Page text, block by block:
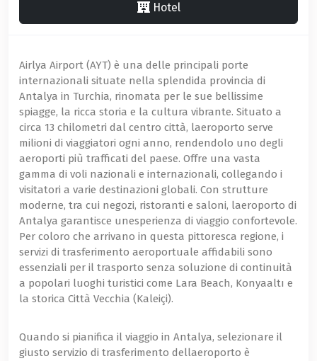
Hotel
Airlya Airport (AYT) è una delle principali porte
internazionali situate nella splendida provincia di
Antalya in Turchia, rinomata per le sue bellissime
spiagge, la ricca storia e la cultura vibrante. Situato a
circa 13 chilometri dal centro città, laeroporto serve
milioni di viaggiatori ogni anno, rendendolo uno degli
aeroporti più trafficati del paese. Offre una vasta
gamma di voli nazionali e internazionali, collegando i
visitatori a varie destinazioni globali. Con strutture
moderne, tra cui negozi, ristoranti e saloni, laeroporto di
Antalya garantisce unesperienza di viaggio confortevole.
Per coloro che arrivano in questa pittoresca regione, i
servizi di trasferimento aeroportuale affidabili sono
essenziali per il trasporto senza soluzione di continuità
a popolari luoghi turistici come Lara Beach, Konyaaltı e
la storica Città Vecchia (Kaleiçi).
Quando si pianifica il viaggio in Antalya, selezionare il
giusto servizio di trasferimento dellaeroporto è